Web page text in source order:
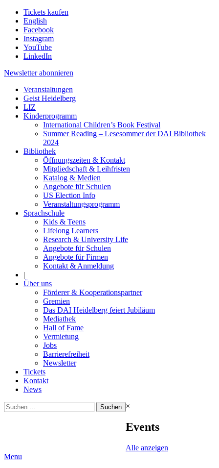
Tickets kaufen
English
Facebook
Instagram
YouTube
LinkedIn
Newsletter abonnieren
Veranstaltungen
Geist Heidelberg
LIZ
Kinderprogramm
International Children’s Book Festival
Summer Reading – Lesesommer der DAI Bibliothek
2024
Bibliothek
Öffnungszeiten & Kontakt
Mitgliedschaft & Leihfristen
Katalog & Medien
Angebote für Schulen
US Election Info
Veranstaltungsprogramm
Sprachschule
Kids & Teens
Lifelong Learners
Research & University Life
Angebote für Schulen
Angebote für Firmen
Kontakt & Anmeldung
|
Über uns
Förderer & Kooperationspartner
Gremien
Das DAI Heidelberg feiert Jubiläum
Mediathek
Hall of Fame
Vermietung
Jobs
Barrierefreiheit
Newsletter
Tickets
Kontakt
News
Suchen
nach:
×
Events
Alle anzeigen
Menu